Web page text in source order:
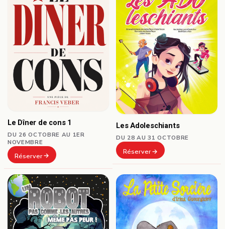
Le Dîner de cons 1
DU 26 OCTOBRE AU 1ER
NOVEMBRE
Réserver
Les Adoleschiants
DU 28 AU 31 OCTOBRE
Réserver